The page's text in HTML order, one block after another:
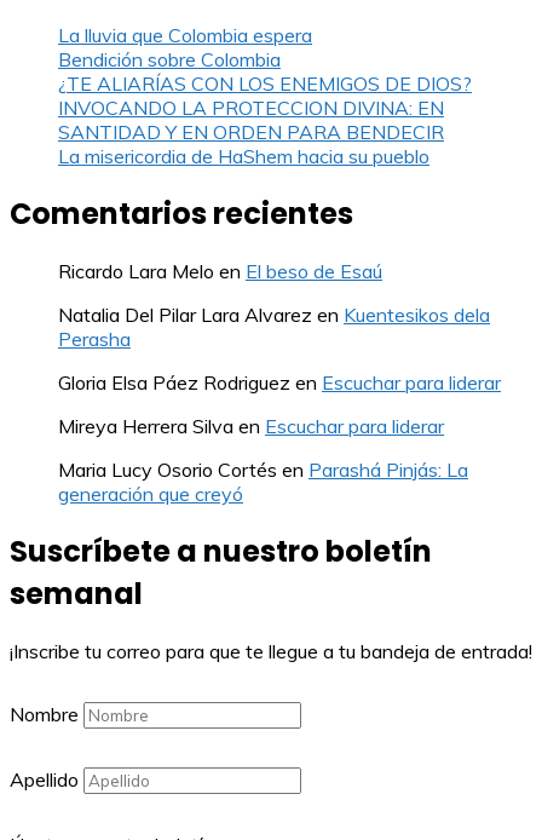
La lluvia que Colombia espera
Bendición sobre Colombia
¿TE ALIARÍAS CON LOS ENEMIGOS DE DIOS?
INVOCANDO LA PROTECCION DIVINA: EN
SANTIDAD Y EN ORDEN PARA BENDECIR
La misericordia de HaShem hacia su pueblo
Comentarios recientes
Ricardo Lara Melo en El beso de Esaú
Natalia Del Pilar Lara Alvarez en Kuentesikos dela
Perasha
Gloria Elsa Páez Rodriguez en Escuchar para liderar
Mireya Herrera Silva en Escuchar para liderar
Maria Lucy Osorio Cortés en Parashá Pinjás: La
generación que creyó
Suscríbete a nuestro boletín
semanal
¡Inscribe tu correo para que te llegue a tu bandeja de entrada!
Nombre
Apellido